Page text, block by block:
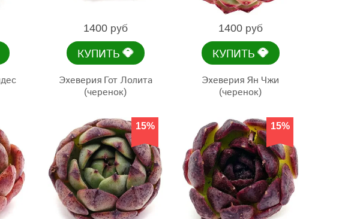
1400 руб
КУПИТЬ💎
Эхеверия Гот Лолита
(черенок)
1400 руб
КУПИТЬ💎
Эхеверия Ян Чжи
(черенок)
15% 15%